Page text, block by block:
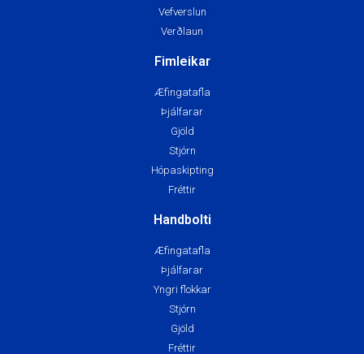
Vefverslun
Verðlaun
Fimleikar
Æfingatafla
Þjálfarar
Gjöld
Stjórn
Hópaskipting
Fréttir
Handbolti
Æfingatafla
Þjálfarar
Yngri flokkar
Stjórn
Gjöld
Fréttir